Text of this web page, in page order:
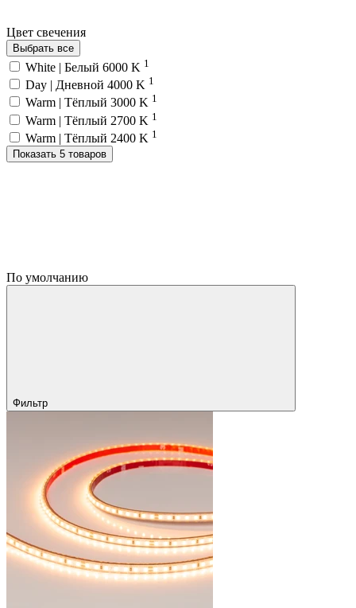
Цвет свечения
Выбрать все
White | Белый 6000 K 1
Day | Дневной 4000 K 1
Warm | Тёплый 3000 K 1
Warm | Тёплый 2700 K 1
Warm | Тёплый 2400 K 1
Показать 5 товаров
По умолчанию
Фильтр